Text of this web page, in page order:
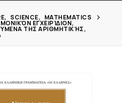
, SCIENCE, MATHEMATICS
ΕΓΧΕΙΡΊΔΙΟΝ,
ΤΗΣ ΑΡΙΘΜΗΤΙΚΉΣ,